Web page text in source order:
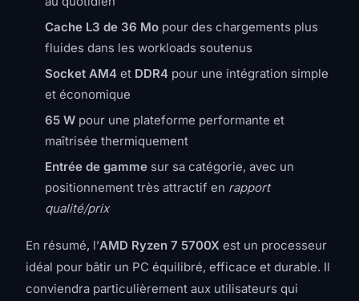
Cache L3 de 36 Mo pour des chargements plus
fluides dans les workloads soutenus
Socket AM4 et DDR4 pour une intégration simple
et économique
65 W pour une plateforme performante et
maîtrisée thermiquement
Entrée de gamme sur sa catégorie, avec un
positionnement très attractif en rapport
qualité/prix
En résumé, l’AMD Ryzen 7 5700X est un processeur
idéal pour bâtir un PC équilibré, efficace et durable. Il
conviendra particulièrement aux utilisateurs qui